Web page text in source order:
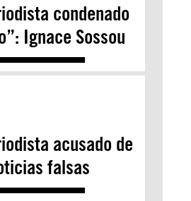
condenado
Ignace Sossou
acusado de
falsas